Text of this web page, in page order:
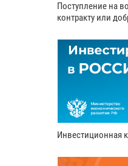
Поступление на
контракту или
Инвестиционная